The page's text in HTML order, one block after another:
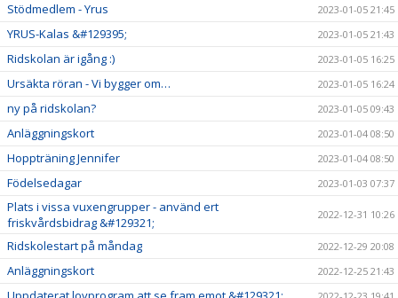
Stödmedlem - Yrus 2023-01-05 21:45
YRUS-Kalas &#129395; 2023-01-05 21:43
Ridskolan är igång :) 2023-01-05 16:25
Ursäkta röran - Vi bygger om… 2023-01-05 16:24
ny på ridskolan? 2023-01-05 09:43
Anläggningskort 2023-01-04 08:50
Hoppträning Jennifer 2023-01-04 08:50
Födelsedagar 2023-01-03 07:37
Plats i vissa vuxengrupper - använd ert
friskvårdsbidrag &#129321;
2022-12-31 10:26
Ridskolestart på måndag 2022-12-29 20:08
Anläggningskort 2022-12-25 21:43